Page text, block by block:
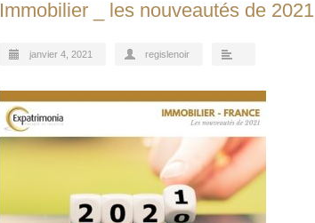
Immobilier _ les nouveautés de 2021
janvier 4, 2021 regislenoir